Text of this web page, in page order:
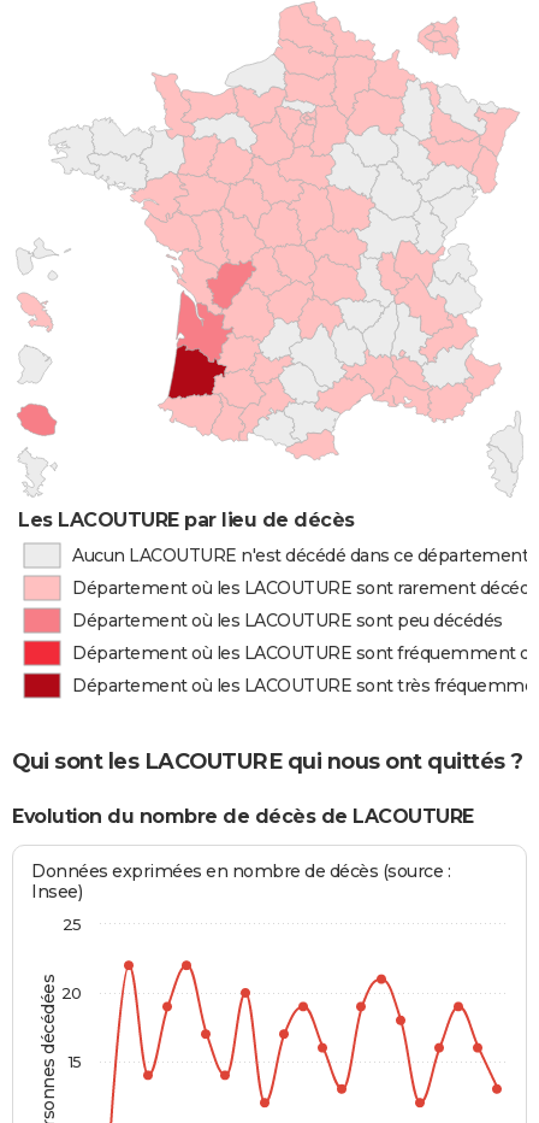
Les LACOUTURE par lieu de décès
Aucun LACOUTURE n'est décédé dans ce département
Département où les LACOUTURE sont rarement
Département où les LACOUTURE sont peu décédés
Département où les LACOUTURE sont fréquemment
Département où les LACOUTURE sont très
Qui sont les LACOUTURE qui nous ont quittés ?
Evolution du nombre de décès de LACOUTURE
Personnes décédées
Données exprimées en nombre de décès (source :
Insee)
15
20
25